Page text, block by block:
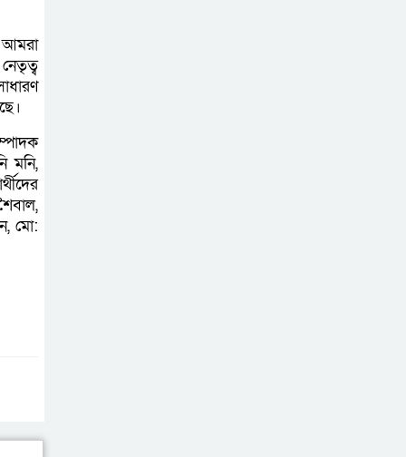
আমরা
মনি,
মো: